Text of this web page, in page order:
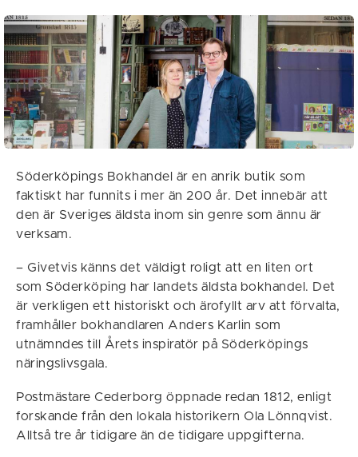
Söderköpings Bokhandel är en anrik butik som
faktiskt har funnits i mer än 200 år. Det innebär att
den är Sveriges äldsta inom sin genre som ännu är
verksam.
– Givetvis känns det väldigt roligt att en liten ort
som Söderköping har landets äldsta bokhandel. Det
är verkligen ett historiskt och ärofyllt arv att förvalta,
framhåller bokhandlaren Anders Karlin som
utnämndes till Årets inspiratör på Söderköpings
näringslivsgala.
Postmästare Cederborg öppnade redan 1812, enligt
forskande från den lokala historikern Ola Lönnqvist.
Alltså tre år tidigare än de tidigare uppgifterna.